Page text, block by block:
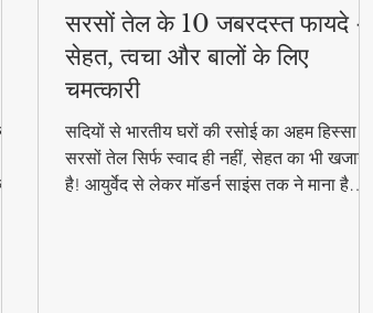
सरसों तेल के 10 जबरदस्त फायदे -
सेहत, त्वचा और बालों के लिए
चमत्कारी
सदियों से भारतीय घरों की रसोई का अहम हिस्सा रहा
सरसों तेल सिर्फ स्वाद ही नहीं, सेहत का भी खजाना
है! आयुर्वेद से लेकर मॉडर्न साइंस तक ने माना है